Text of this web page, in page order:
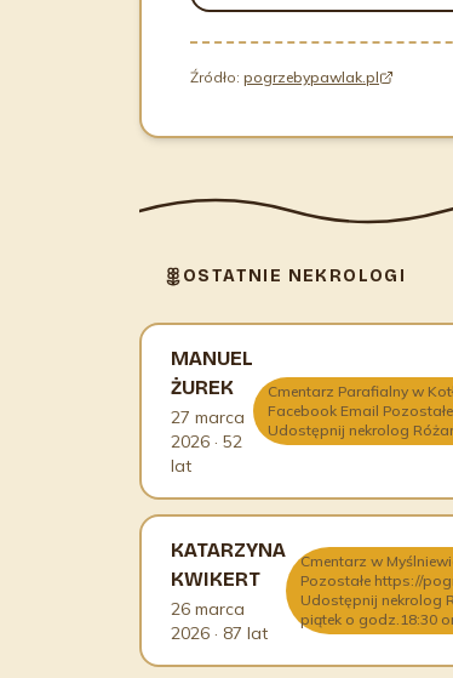
Źródło: pogrzebypawlak.pl
OSTATNIE NEKROLOGI
MANUEL
ŻUREK
27 marca
2026 · 52
lat
Cmentarz Parafialny w
Facebook Email
Udostępnij nekrolog
KATARZYNA
KWIKERT
26 marca
2026 · 87 lat
Cmentarz w
Pozostałe https://
Udostępnij nekrolog
piątek o godz.18:30